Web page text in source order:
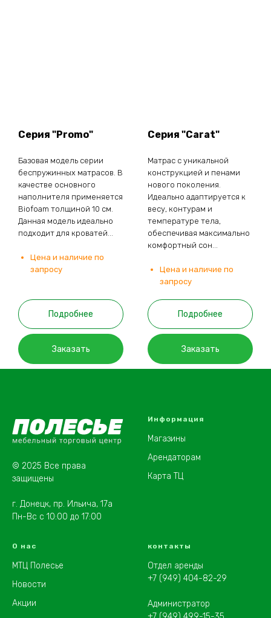
Серия "Promo"
Базовая модель серии
беспружинных матрасов. В
качестве основного
наполнителя применяется
Biofoam толщиной 10 см.
Данная модель идеально
подходит для кроватей...
Цена и наличие по
запросу
Подробнее
Заказать
Серия "Carat"
Матрас с уникальной
конструкцией и пенами
нового поколения.
Идеально адаптируется к
весу, контурам и
температуре тела,
обеспечивая максимально
комфортный сон...
Цена и наличие по
запросу
Подробнее
Заказать
© 2025 Все права
защищены
г. Донецк, пр. Ильича, 17а
Пн-Вс с 10:00 до 17:00
Информация
Магазины
Арендаторам
Карта ТЦ
О нас
МТЦ Полесье
Новости
Акции
контакты
Отдел аренды
+7 (949) 404-82-29
Администратор